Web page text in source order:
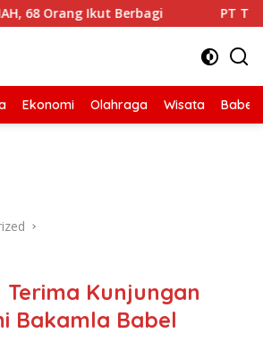
Ikut Berbagi PT TIMAH
Ekonomi Olahraga Wisata Babel
Terima Kunjungan
Bakamla Babel